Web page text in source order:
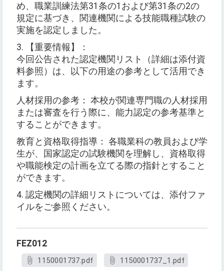
め、職業訓練法第31条の1および第31条の2の
規定に基づき、関連機関による技能職種試験の
実施を認定しました。
3. 【重要情報】：
今回公告された認定機関リスト（詳細は添付資
料参照）は、以下の用途の参考として活用でき
ます。
人材採用の参考： 本校が関連専門職の人材採用
または審査を行う際に、能力認定の参考基準と
することができます。
教育と資格取得指導： 各職業科の教員および学
生が、国家認定の試験機関を理解し、資格取得
や職能検定の計画を立てる際の指針とすること
ができます。
4. 認定機関の詳細リストについては、添付ファ
イルをご参照ください。
FEZ012
1150001737.pdf 1150001737_1.pdf